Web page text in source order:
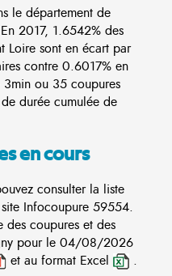
le département de
2017, 1.6542% des
Loire sont en écart par
contre 0.6017% en
ou 35 coupures
durée cumulée de
en cours
consulter la liste
Infocoupure 59554.
des coupures et des
pour le 04/08/2026
et au format Excel .